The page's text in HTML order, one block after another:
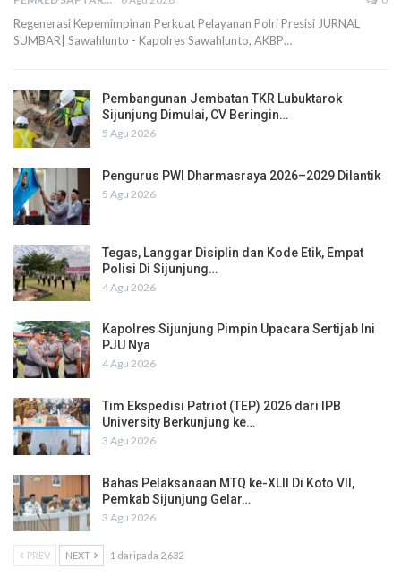
Regenerasi Kepemimpinan Perkuat Pelayanan Polri Presisi JURNAL
SUMBAR| Sawahlunto - Kapolres Sawahlunto, AKBP…
Pembangunan Jembatan TKR Lubuktarok
Sijunjung Dimulai, CV Beringin…
5 Agu 2026
Pengurus PWI Dharmasraya 2026–2029 Dilantik
5 Agu 2026
Tegas, Langgar Disiplin dan Kode Etik, Empat
Polisi Di Sijunjung…
4 Agu 2026
Kapolres Sijunjung Pimpin Upacara Sertijab Ini
PJU Nya
4 Agu 2026
Tim Ekspedisi Patriot (TEP) 2026 dari IPB
University Berkunjung ke…
3 Agu 2026
Bahas Pelaksanaan MTQ ke-XLII Di Koto VII,
Pemkab Sijunjung Gelar…
3 Agu 2026
PREV NEXT 1 daripada 2,632